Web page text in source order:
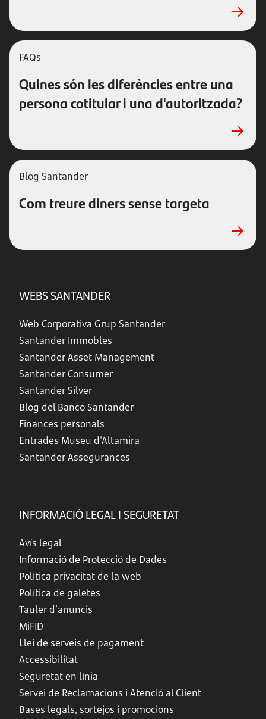
FAQs
Quines són les diferències entre una
persona cotitular i una d'autoritzada?
Blog Santander
Com treure diners sense targeta
WEBS SANTANDER
Web Corporativa Grup Santander
Santander Immobles
Santander Asset Management
Santander Consumer
Santander Silver
Blog del Banco Santander
Finances personals
Entrades Museu d'Altamira
Santander Assegurances
INFORMACIÓ LEGAL I SEGURETAT
Avís legal
Informació de Protecció de Dades
Política privacitat de la web
Política de galetes
Tauler d’anuncis
MiFID
Llei de serveis de pagament
Accessibilitat
Seguretat en línia
Servei de Reclamacions i Atenció al Client
Bases legals, sortejos i promocions